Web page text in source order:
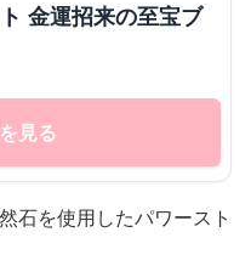
金運招来の至宝ブ
見る
石を使用したパワースト